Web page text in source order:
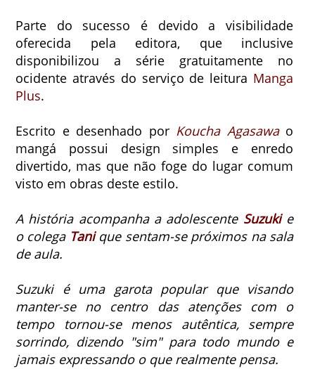
Parte do sucesso é devido a visibilidade
oferecida pela editora, que inclusive
disponibilizou a série gratuitamente no
ocidente através do serviço de leitura Manga
Plus.
Escrito e desenhado por Koucha Agasawao
mangá possui design simples e enredo
divertido, mas que não foge do lugar comum
visto em obras deste estilo.
A história acompanha a adolescente Suzukie
o colega Tanique sentam-se próximos na sala
de aula.
Suzuki é uma garota popular que visando
manter-se no centro das atenções com o
tempo tornou-se menos autêntica, sempre
sorrindo, dizendo "sim" para todo mundo e
jamais expressando o que realmente pensa.